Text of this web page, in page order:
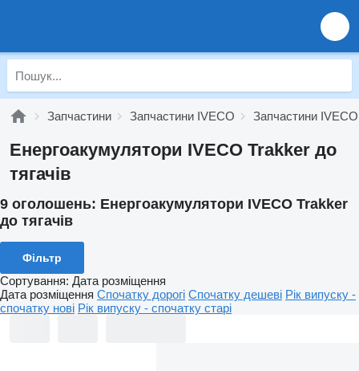
Запчастини Запчастини IVECO Запчастини
Енергоакумулятори IVECO Trakker до
тягачів
9 оголошень: Енергоакумулятори IVECO Trakker
до тягачів
Фільтр
Сортування: Дата розміщення
Дата розміщення Спочатку дорогі Спочатку дешеві Рік випуску -
спочатку нові Рік випуску - спочатку старі